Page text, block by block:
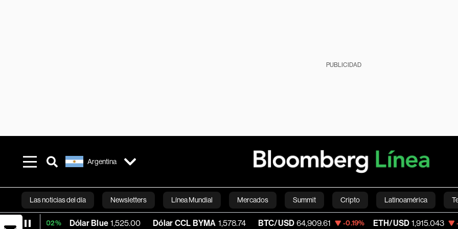
PUBLICIDAD
Argentina
Las noticias del día Newsletters Línea Mundial Mercados Summit Cripto Latinoamérica
Bloomberg Green Economía Estilo de vida Mundo Videos
Dólar Blue 1,525.00 Dólar CCL BYMA 1,578.74 BTC/USD 64,909.61 -0.19% ETH/USD 1,915.043 -0.21%